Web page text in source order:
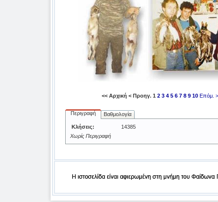
<< Αρχική < Προηγ. 1 2 3 4 5 6 7 8 9 10 Επόμ. >
Περιγραφή Βαθμολογία
Κλήσεις:
14385
Χωρίς Περιγραφή